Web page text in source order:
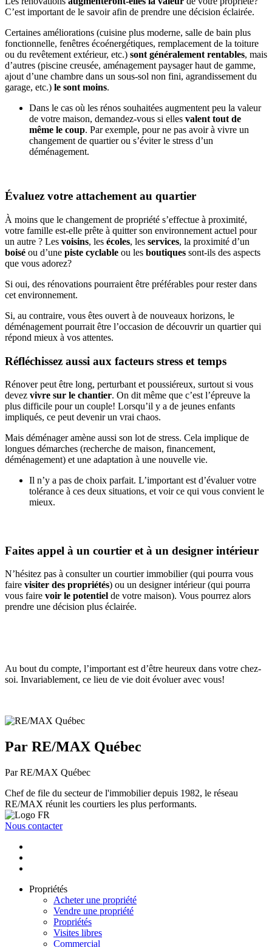
C’est important de le savoir afin de prendre une décision éclairée.
Certaines améliorations (cuisine plus moderne, salle de bain plus
fonctionnelle, fenêtres écoénergétiques, remplacement de la toiture
ou du revêtement extérieur, etc.) sont généralement rentables, mais
d’autres (piscine creusée, aménagement paysager haut de gamme,
ajout d’une chambre dans un sous-sol non fini, agrandissement du
garage, etc.) le sont moins.
Dans le cas où les rénos souhaitées augmentent peu la valeur
de votre maison, demandez-vous si elles valent tout de
même le coup. Par exemple, pour ne pas avoir à vivre un
changement de quartier ou s’éviter le stress d’un
déménagement.
Évaluez votre attachement au quartier
À moins que le changement de propriété s’effectue à proximité,
votre famille est-elle prête à quitter son environnement actuel pour
un autre ? Les voisins, les écoles, les services, la proximité d’un
boisé ou d’une piste cyclable ou les boutiques sont-ils des aspects
que vous adorez?
Si oui, des rénovations pourraient être préférables pour rester dans
cet environnement.
Si, au contraire, vous êtes ouvert à de nouveaux horizons, le
déménagement pourrait être l’occasion de découvrir un quartier qui
répond mieux à vos attentes.
Réfléchissez aussi aux facteurs stress et temps
Rénover peut être long, perturbant et poussiéreux, surtout si vous
devez vivre sur le chantier. On dit même que c’est l’épreuve la
plus difficile pour un couple! Lorsqu’il y a de jeunes enfants
impliqués, ce peut devenir un vrai chaos.
Mais déménager amène aussi son lot de stress. Cela implique de
longues démarches (recherche de maison, financement,
déménagement) et une adaptation à une nouvelle vie.
Il n’y a pas de choix parfait. L’important est d’évaluer votre
tolérance à ces deux situations, et voir ce qui vous convient le
mieux.
Faites appel à un courtier et à un designer intérieur
N’hésitez pas à consulter un courtier immobilier (qui pourra vous
faire visiter des propriétés) ou un designer intérieur (qui pourra
vous faire voir le potentiel de votre maison). Vous pourrez alors
prendre une décision plus éclairée.
Au bout du compte, l’important est d’être heureux dans votre chez-
soi. Invariablement, ce lieu de vie doit évoluer avec vous!
Par RE/MAX Québec
Par RE/MAX Québec
Chef de file du secteur de l'immobilier depuis 1982, le réseau
RE/MAX réunit les courtiers les plus performants.
Nous contacter
Propriétés
Acheter une propriété
Vendre une propriété
Propriétés
Visites libres
Commercial